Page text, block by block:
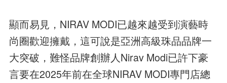
顯而易見，NIRAV MODI已越來越受到演藝時
尚圈歡迎擁戴，這可說是亞洲高級珠品品牌一
大突破，難怪品牌創辦人Nirav Modi已許下豪
言要在2025年前在全球NIRAV MODI專門店總